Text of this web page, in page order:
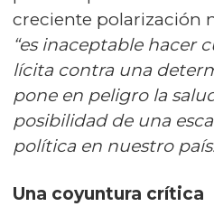
creciente polarización
“es inaceptable hacer
lícita contra una
pone en peligro la
posibilidad de una
política en nuestro
Una coyuntura crítica